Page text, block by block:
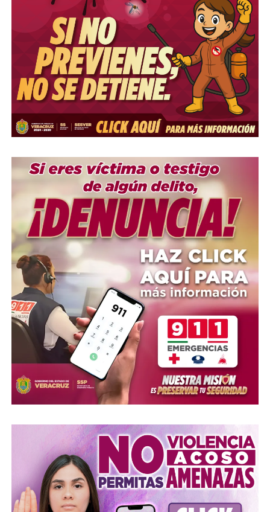
Me gusta esto:
COMPARTE ESTA INFORMACIÓN
RELATED TOPICS: FIRMAS
UP NEXT
Noé Castillo y Julio C. García con la mira puesta en el
2027
DON'T MISS
Opinión | Pedro Miguel Rosaldo García y la apuesta por
el consenso en Coatzacoalcos